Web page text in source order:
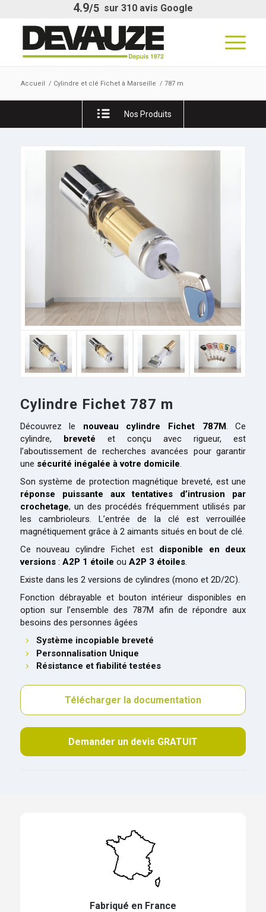
4.9/5 sur 310avis Google
Accueil / Cylindre et clé Fichet à Marseille / 787 m
Nos Produits
Cylindre Fichet 787 m
Découvrez le nouveau cylindre Fichet 787M. Ce
cylindre, breveté et conçu avec rigueur, est
l’aboutissement de recherches avancées pour garantir
une sécurité inégalée à votre domicile.
Son système de protection magnétique breveté, est une
réponse puissante aux tentatives d’intrusion par
crochetage, un des procédés fréquemment utilisés par
les cambrioleurs. L’entrée de la clé est verrouillée
magnétiquement grâce à 2 aimants situés en bout de clé.
Ce nouveau cylindre Fichet est disponible en deux
versions: A2P 1 étoile ou A2P 3 étoiles.
Existe dans les 2 versions de cylindres (mono et 2D/2C).
Fonction débrayable et bouton intérieur disponibles en
option sur l’ensemble des 787M afin de répondre aux
besoins des personnes âgées
Système incopiable breveté
Personnalisation Unique
Résistance et fiabilité testées
Télécharger la documentation
Demander un devis GRATUIT
Fabriqué en France